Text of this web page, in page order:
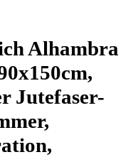
Alhambra
Jutefaser-